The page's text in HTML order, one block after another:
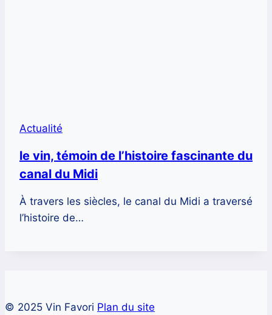
Actualité
le vin, témoin de l’histoire fascinante du
canal du Midi
À travers les siècles, le canal du Midi a traversé
l’histoire de…
© 2025 Vin Favori Plan du site